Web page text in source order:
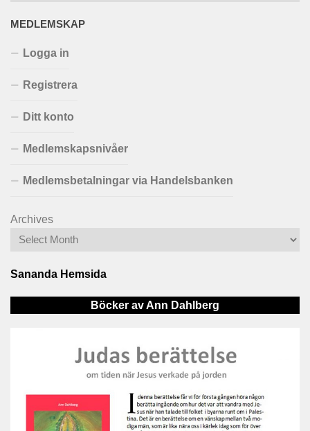
MEDLEMSKAP
Logga in
Registrera
Ditt konto
Medlemskapsnivåer
Medlemsbetalningar via Handelsbanken
Archives
Sananda Hemsida
Böcker av Ann Dahlberg